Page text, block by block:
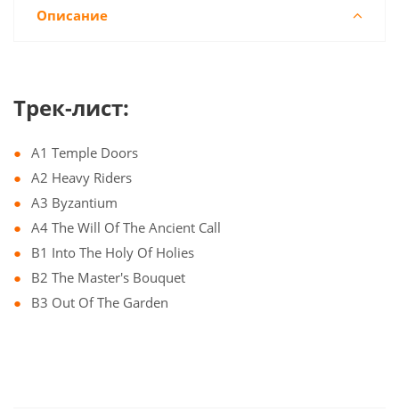
Описание
Трек-лист:
A1 Temple Doors
A2 Heavy Riders
A3 Byzantium
A4 The Will Of The Ancient Call
B1 Into The Holy Of Holies
B2 The Master's Bouquet
B3 Out Of The Garden